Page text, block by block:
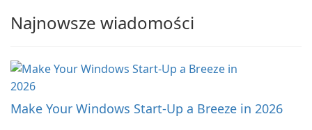
Najnowsze wiadomości
Make Your Windows Start-Up a Breeze in 2026